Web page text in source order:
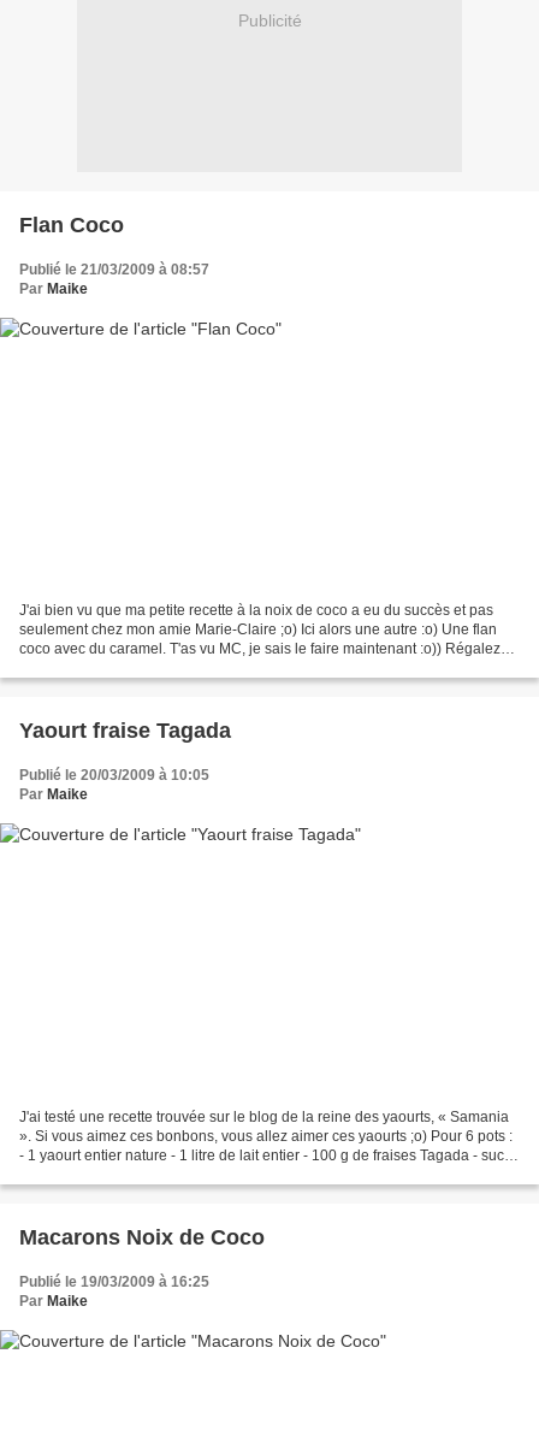
Publicité
Flan Coco
Publié le 21/03/2009 à 08:57
Par Maike
J'ai bien vu que ma petite recette à la noix de coco a eu du succès et pas
seulement chez mon amie Marie-Claire ;o) Ici alors une autre :o) Une flan
coco avec du caramel. T'as vu MC, je sais le faire maintenant :o)) Régalez
Yaourt fraise Tagada
Publié le 20/03/2009 à 10:05
Par Maike
J'ai testé une recette trouvée sur le blog de la reine des yaourts, « Samania
». Si vous aimez ces bonbons, vous allez aimer ces yaourts ;o) Pour 6 pots :
- 1 yaourt entier nature - 1 litre de lait entier - 100 g de fraises Tagada - sucre
Macarons Noix de Coco
Publié le 19/03/2009 à 16:25
Par Maike